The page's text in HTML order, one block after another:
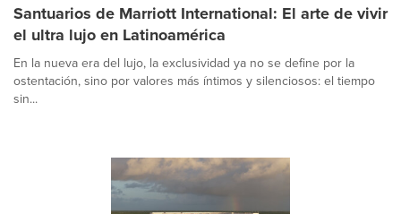
Santuarios de Marriott International: El arte de vivir
el ultra lujo en Latinoamérica
En la nueva era del lujo, la exclusividad ya no se define por la
ostentación, sino por valores más íntimos y silenciosos: el tiempo
sin...